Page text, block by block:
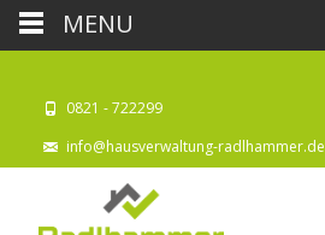
0821 - 722299
info@hausverwaltung-radlhammer.de
MENU